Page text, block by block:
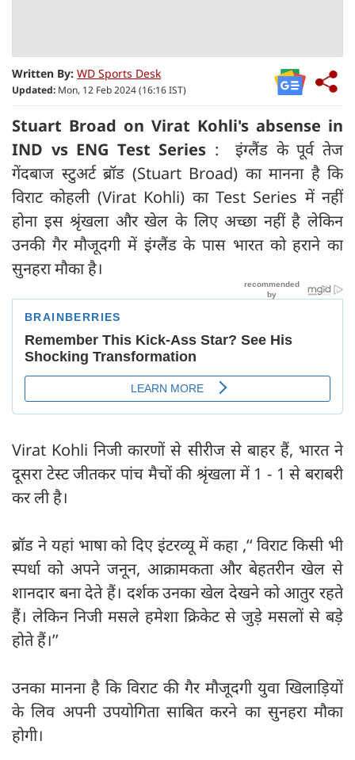
Written By: WD Sports Desk
Updated: Mon, 12 Feb 2024 (16:16 IST)
Stuart Broad on Virat Kohli's absense in
IND vs ENG Test Series : इंग्लैंड के पूर्व तेज
गेंदबाज स्टुअर्ट ब्रॉड (Stuart Broad) का मानना है कि
विराट कोहली (Virat Kohli) का Test Series में नहीं
होना इस श्रृंखला और खेल के लिए अच्छा नहीं है लेकिन
उनकी गैर मौजूदगी में इंग्लैंड के पास भारत को हराने का
सुनहरा मौका है।
Virat Kohli निजी कारणों से सीरीज से बाहर हैं, भारत ने
दूसरा टेस्ट जीतकर पांच मैचों की श्रृंखला में 1 - 1 से बराबरी
कर ली है।
ब्रॉड ने यहां भाषा को दिए इंटरव्यू में कहा ,‘‘ विराट किसी भी
स्पर्धा को अपने जनून, आक्रामकता और बेहतरीन खेल से
शानदार बना देते हैं। दर्शक उनका खेल देखने को आतुर रहते
हैं। लेकिन निजी मसले हमेशा क्रिकेट से जुड़े मसलों से बड़े
होते हैं।’’
उनका मानना है कि विराट की गैर मौजूदगी युवा खिलाड़ियों
के लिव अपनी उपयोगिता साबित करने का सुनहरा मौका
होगी।